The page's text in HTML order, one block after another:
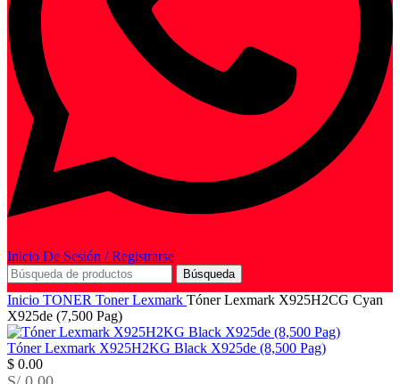
Inicio De Sesión / Registrarse
Búsqueda
Inicio TONER Toner Lexmark Tóner Lexmark X925H2CG Cyan
X925de (7,500 Pag)
Tóner Lexmark X925H2KG Black X925de (8,500 Pag)
$ 0.00